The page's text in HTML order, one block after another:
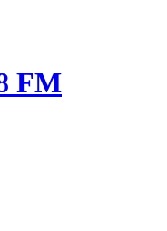
FM